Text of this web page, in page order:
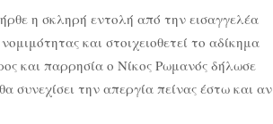
η σκληρή εντολή από την εισαγγελέα
και στοιχειοθετεί το αδίκημα
και παρρησία ο Νίκος Ρωμανός δήλωσε
συνεχίσει την απεργία πείνας έστω και αν